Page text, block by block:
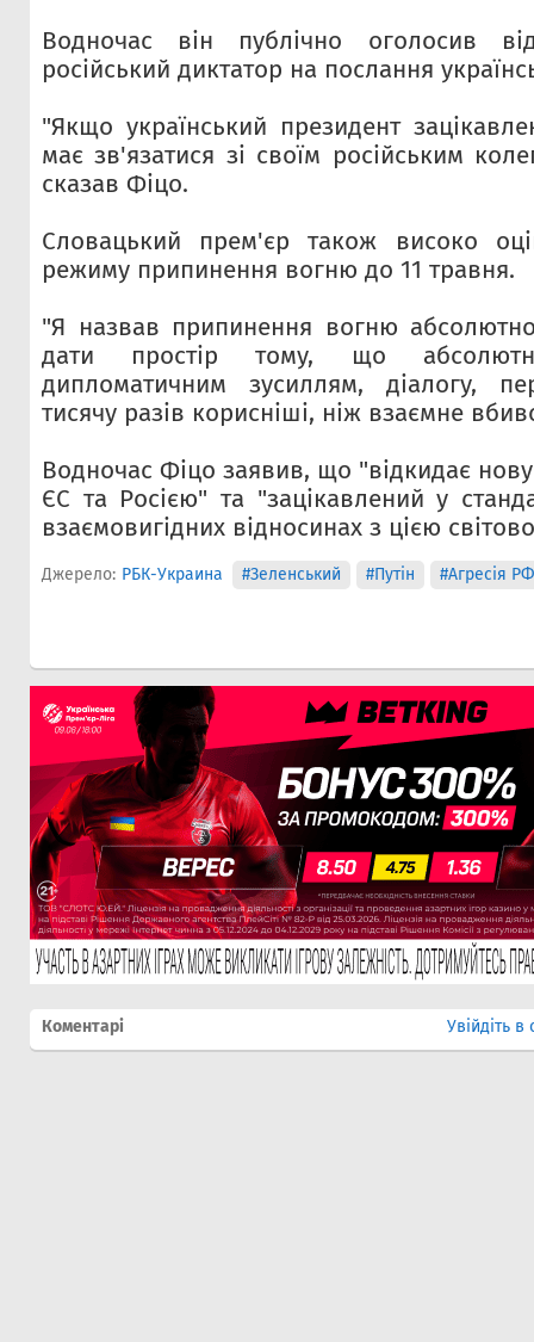
Водночас він публічно оголосив
російський диктатор на послання
"Якщо український президент
має зв'язатися зі своїм російським
сказав Фіцо.
Словацький прем'єр також високо
режиму припинення вогню до 11 травня.
"Я назвав припинення вогню
дати простір тому, що
дипломатичним зусиллям, діалогу,
тисячу разів корисніші, ніж взаємне
Водночас Фіцо заявив, що "відкидає нову
ЄС та Росією" та "зацікавлений у
взаємовигідних відносинах з цією
Джерело: РБК-Украина #Зеленський #Путін #Агресія РФ
Коментарі Увійдіть в